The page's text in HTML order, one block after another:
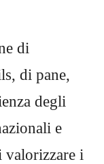
di
di pane,
degli
e
valorizzare i